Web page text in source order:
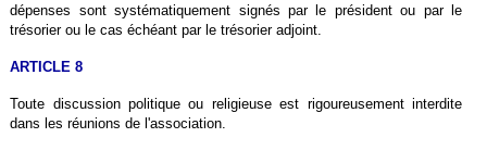
dépenses sont systématiquement signés par le président ou par le
trésorier ou le cas échéant par le trésorier adjoint.
ARTICLE 8
Toute discussion politique ou religieuse est rigoureusement interdite
dans les réunions de l'association.